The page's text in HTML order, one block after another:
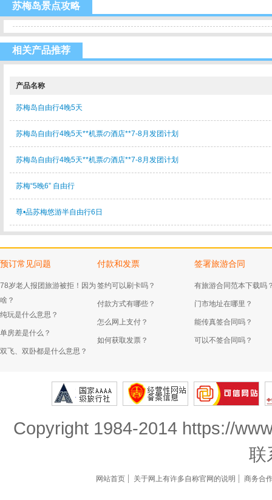
苏梅岛景点攻略
相关产品推荐
产品名称
苏梅岛自由行4晚5天
苏梅岛自由行4晚5天**机票の酒店**7-8月发团计划
苏梅岛自由行4晚5天**机票の酒店**7-8月发团计划
苏梅“5晚6” 自由行
尊•品苏梅悠游半自由行6日
预订常见问题
78岁老人报团旅游被拒！因为
啥？
纯玩是什么意思？
单房差是什么？
双飞、双卧都是什么意思？
付款和发票
签约可以刷卡吗？
付款方式有哪些？
怎么网上支付？
如何获取发票？
签署旅游合同
有旅游合同范本下载吗
门市地址在哪里？
能传真签合同吗？
可以不签合同吗？
Copyright 1984-2014 https://
联
网站首页 关于网上有许多自称官网的说明 商务合